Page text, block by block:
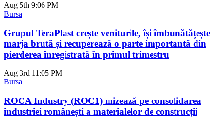
Aug 5th 9:06 PM
Bursa
Grupul TeraPlast crește veniturile, își îmbunătățește
marja brută și recuperează o parte importantă din
pierderea înregistrată în primul trimestru
Aug 3rd 11:05 PM
Bursa
ROCA Industry (ROC1) mizează pe consolidarea
industriei românești a materialelor de construcții